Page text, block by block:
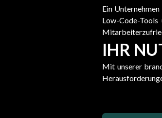
Ein
Low-Code-
IHR
Mit unserer